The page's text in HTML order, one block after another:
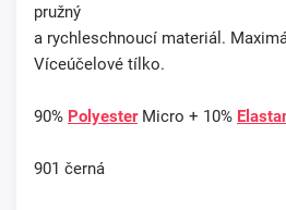
pružný
a rychleschnoucí materiál.
Víceúčelové tílko.
90% PolyesterMicro + 10%
901 černá